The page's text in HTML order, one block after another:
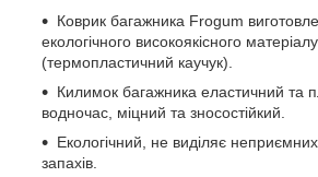
Коврик багажника Frogum
екологічного високоякісного
(термопластичний каучук).
Килимок багажника еластичний та
водночас, міцний та зносостійкий.
Екологічний, не виділяє
запахів.